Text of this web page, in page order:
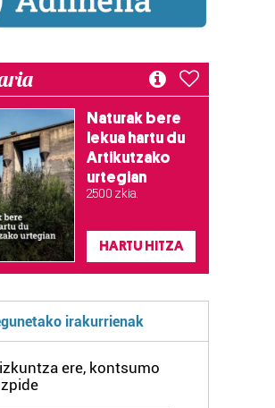
Naturak bere
lekua hartu du
Artikutzako
urtegian
2.500 zkia.
HARTU HITZA
irakurrienak
ere, kontsumo